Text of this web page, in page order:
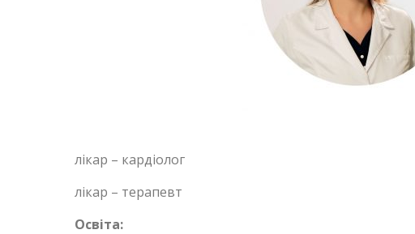
лікар – кардіолог
лікар – терапевт
Освіта: